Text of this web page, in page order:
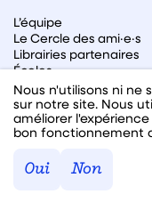
L’équipe
Le Cercle des ami·e·s
Librairies partenaires
Écoles
Archive des éditions
Archive des autrices
Nous n'utilisons ni ne
sur notre site. Nous
améliorer
bon fonctionnement
Oui Non